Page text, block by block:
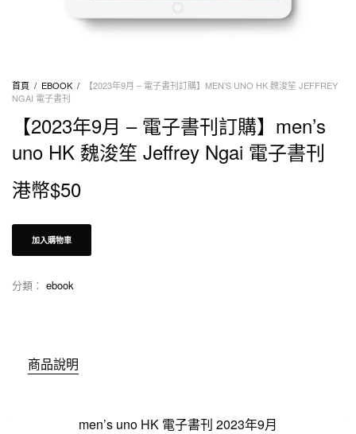
首頁 / EBOOK /
【2023年9月 – 電子書刊訂購】MEN’S UNO HK 魏浚笙 JEFFREY
NGAI 電子書刊
【2023年9月 – 電子書刊訂購】men’s
uno HK 魏浚笙 Jeffrey Ngai 電子書刊
港幣$50
加入購物車
分類： ebook
商品說明
men’s uno HK 電子書刊 2023年9月